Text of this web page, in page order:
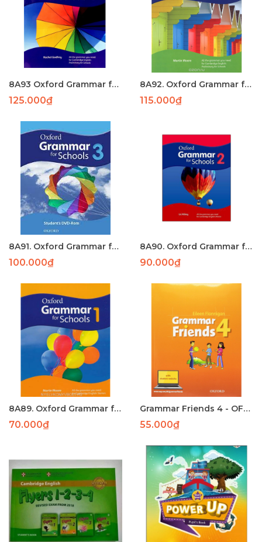
8A93 Oxford Grammar for Schools 5- 190- LASER
125.000₫
8A92. Oxford Grammar for school 4 -176- LASER
115.000₫
8A91. Oxford Grammar for school 3 (160) - LASER
100.000₫
8A90. Oxford Grammar for school 2 (143) - LASER
90.000₫
8A89. Oxford Grammar for Schools 1 (143) - PHUN
70.000₫
Grammar Friends 4 - OFFSET
55.000₫